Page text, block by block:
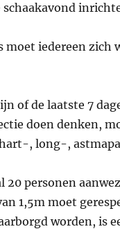
schaakavond
moet iedereen zich
of de laatste 7
doen denken,
, long-,
20 personen
1,5m moet
worden, is